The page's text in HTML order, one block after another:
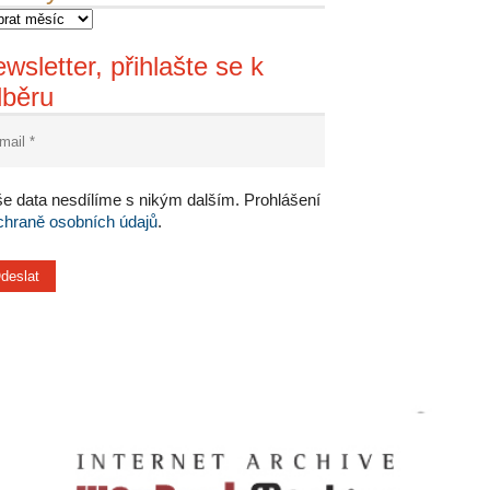
přihlašte se k
data nesdílíme s nikým dalším. Prohlášení
osobních údajů.